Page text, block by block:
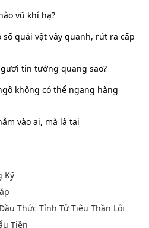
vũ khí hạ?
quái vật vây quanh, rút ra cấp
tin tưởng quang sao?
không có thể ngang hàng
vào ai, mà là tại
Kỹ
Thức Tỉnh Tử Tiêu Thần Lôi
Tiền